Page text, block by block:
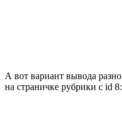
А вот вариант вывода
на страничке рубрики с id 8: